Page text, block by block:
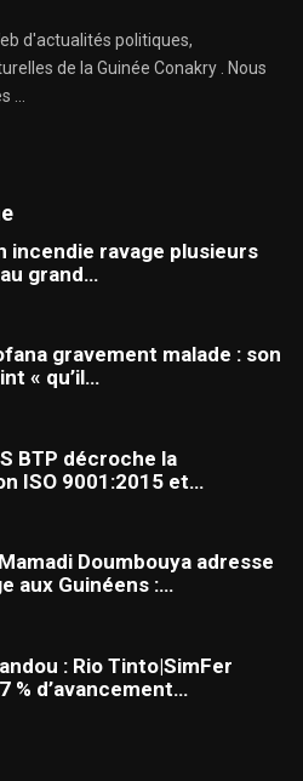
d'actualités politiques,
de la Guinée Conakry . Nous
incendie ravage plusieurs
grand…
gravement malade : son
« qu’il…
BTP décroche la
ISO 9001:2015 et…
Doumbouya adresse
aux Guinéens :…
: Rio Tinto|SimFer
% d’avancement…